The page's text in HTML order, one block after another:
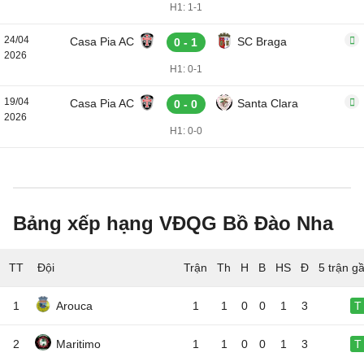
H1: 1-1
24/04
2026
Casa Pia AC 0 - 1 SC Braga
H1: 0-1
19/04
2026
Casa Pia AC 0 - 0 Santa Clara
H1: 0-0
Bảng xếp hạng VĐQG Bồ Đào Nha
TT Đội 5 trận
1 Arouca 1 1 0 0 1 3 T
2 Maritimo 1 1 0 0 1 3 T